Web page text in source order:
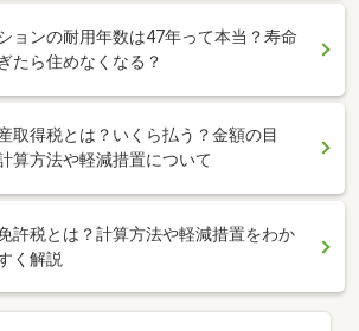
ョンの耐用年数は47年って本当？寿命
たら住めなくなる？
取得税とは？いくら払う？金額の目
算方法や軽減措置について
許税とは？計算方法や軽減措置をわか
く解説